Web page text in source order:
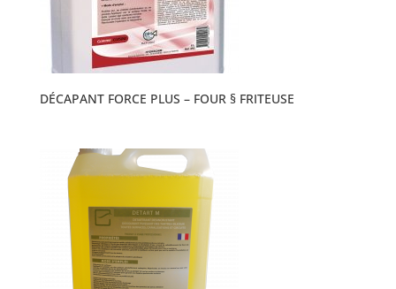
DÉCAPANT FORCE PLUS – FOUR § FRITEUSE